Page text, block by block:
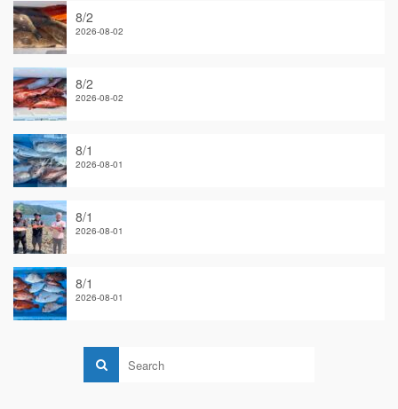
8/2
2026-08-02
8/2
2026-08-02
8/1
2026-08-01
8/1
2026-08-01
8/1
2026-08-01